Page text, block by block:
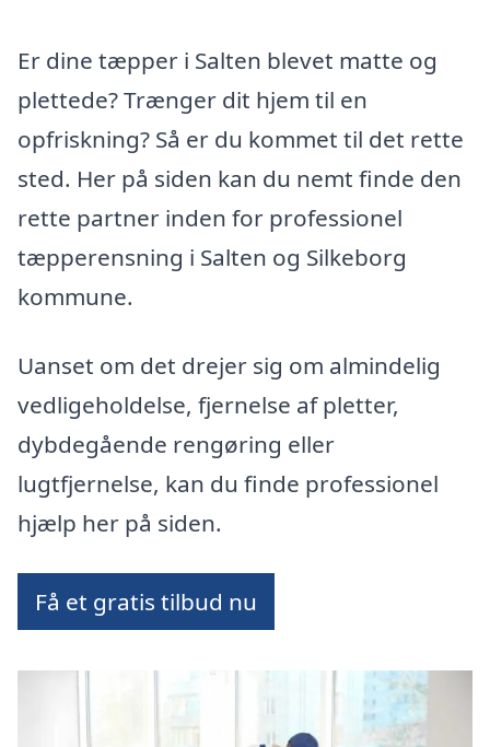
Er dine tæpper i Salten blevet matte og
plettede? Trænger dit hjem til en
opfriskning? Så er du kommet til det rette
sted. Her på siden kan du nemt finde den
rette partner inden for professionel
tæpperensning i Salten og Silkeborg
kommune.
Uanset om det drejer sig om almindelig
vedligeholdelse, fjernelse af pletter,
dybdegående rengøring eller
lugtfjernelse, kan du finde professionel
hjælp her på siden.
Få et gratis tilbud nu